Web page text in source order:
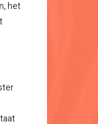
het